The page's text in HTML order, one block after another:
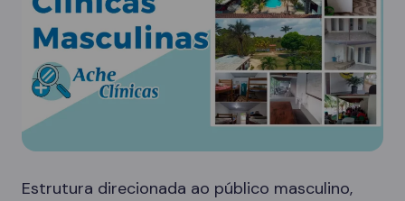
Estrutura direcionada ao público masculino,